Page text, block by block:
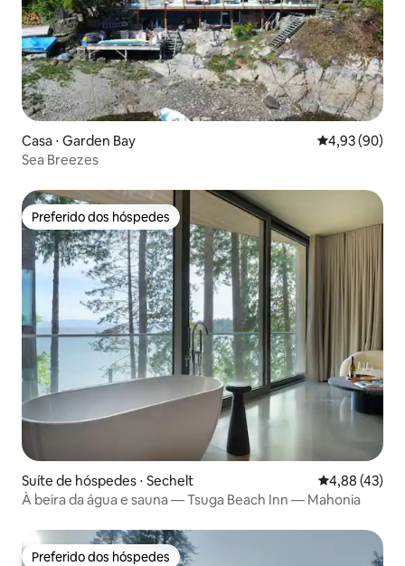
Casa ⋅ Garden Bay 4,93 de uma
4,93 (90)
Sea Breezes
Preferido dos hóspedes
Preferido dos hóspedes
Suíte de hóspedes ⋅ Sechelt 4,88 de uma
4,88 (43)
À beira da água e sauna — Tsuga Beach Inn — Mahonia
Preferido dos hóspedes